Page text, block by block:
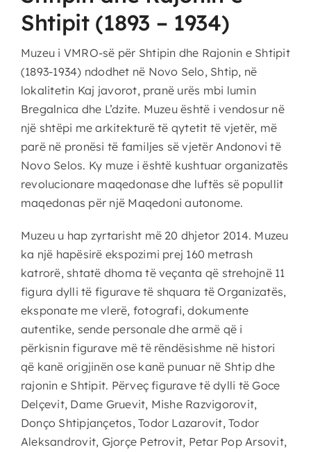
Shtipit (1893 – 1934)
Muzeu i VMRO-së për Shtipin dhe Rajonin e Shtipit
(1893-1934) ndodhet në Novo Selo, Shtip, në
lokalitetin Kaj javorot, pranë urës mbi lumin
Bregalnica dhe L’dzite. Muzeu është i vendosur në
një shtëpi me arkitekturë të qytetit të vjetër, më
parë në pronësi të familjes së vjetër Andonovi të
Novo Selos. Ky muze i është kushtuar organizatës
revolucionare maqedonase dhe luftës së popullit
maqedonas për një Maqedoni autonome.
Muzeu u hap zyrtarisht më 20 dhjetor 2014. Muzeu
ka një hapësirë ​​ekspozimi prej 160 metrash
katrorë, shtatë dhoma të veçanta që strehojnë 11
figura dylli të figurave të shquara të Organizatës,
eksponate me vlerë, fotografi, dokumente
autentike, sende personale dhe armë që i
përkisnin figurave më të rëndësishme në histori
që kanë origjinën ose kanë punuar në Shtip dhe
rajonin e Shtipit. Përveç figurave të dylli të Goce
Delçevit, Dame Gruevit, Mishe Razvigorovit,
Donço Shtipjançetos, Todor Lazarovit, Todor
Aleksandrovit, Gjorçe Petrovit, Petar Pop Arsovit,